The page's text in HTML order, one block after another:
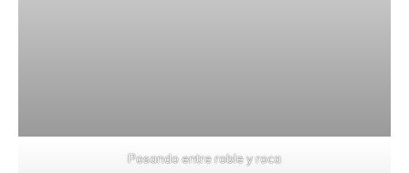
Posando entre roble y roca